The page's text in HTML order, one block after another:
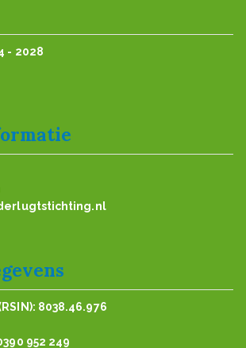
- 2028
8038.46.976
952 249